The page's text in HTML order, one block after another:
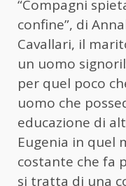
“Compagni
confine”, di
Cavallari, il
un uomo
per quel poco
uomo che
educazione di
Eugenia in quel
costante che fa
si tratta di una